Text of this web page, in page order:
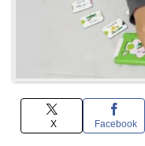
X Facebook